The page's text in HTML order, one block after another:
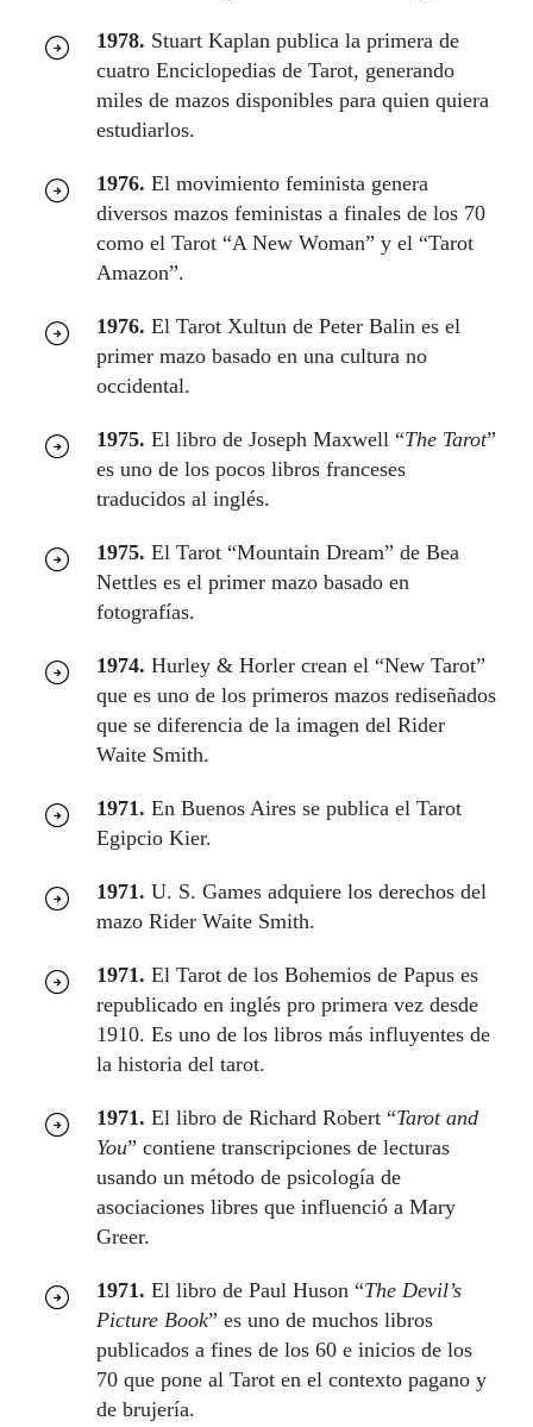
1978. Stuart Kaplan publica la primera de
cuatro Enciclopedias de Tarot, generando
miles de mazos disponibles para quien quiera
estudiarlos.
1976. El movimiento feminista genera
diversos mazos feministas a finales de los 70
como el Tarot “A New Woman” y el “Tarot
Amazon”.
1976. El Tarot Xultun de Peter Balin es el
primer mazo basado en una cultura no
occidental.
1975. El libro de Joseph Maxwell “The Tarot”
es uno de los pocos libros franceses
traducidos al inglés.
1975. El Tarot “Mountain Dream” de Bea
Nettles es el primer mazo basado en
fotografías.
1974. Hurley & Horler crean el “New Tarot”
que es uno de los primeros mazos rediseñados
que se diferencia de la imagen del Rider
Waite Smith.
1971. En Buenos Aires se publica el Tarot
Egipcio Kier.
1971. U. S. Games adquiere los derechos del
mazo Rider Waite Smith.
1971. El Tarot de los Bohemios de Papus es
republicado en inglés pro primera vez desde
1910. Es uno de los libros más influyentes de
la historia del tarot.
1971. El libro de Richard Robert “Tarot and
You” contiene transcripciones de lecturas
usando un método de psicología de
asociaciones libres que influenció a Mary
Greer.
1971. El libro de Paul Huson “The Devil’s
Picture Book” es uno de muchos libros
publicados a fines de los 60 e inicios de los
70 que pone al Tarot en el contexto pagano y
de brujería.